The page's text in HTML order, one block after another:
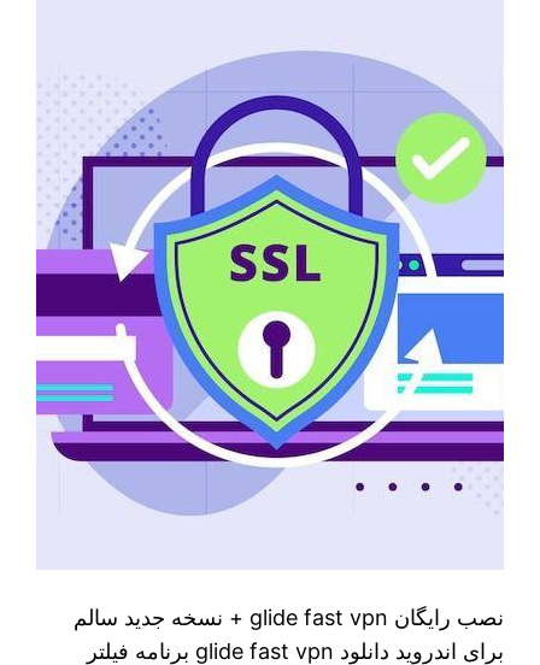
نصب رایگان glide fast vpn + نسخه جدید سالم
برای اندروید دانلود glide fast vpn برنامه فیلتر